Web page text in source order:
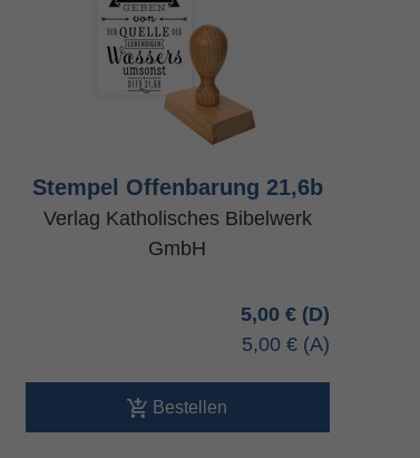
Stempel Offenbarung 21,6b
Verlag Katholisches Bibelwerk
GmbH
5,00 €
5,00 €
Bestellen